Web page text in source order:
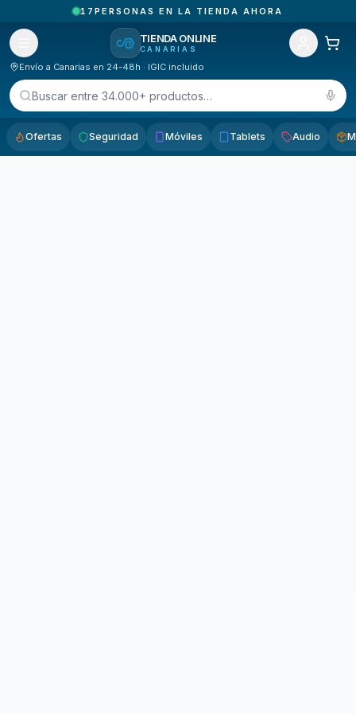
17PERSONAS EN LA TIENDA AHORA
TIENDA ONLINE
CANARIAS
Envío a Canarias en 24-48h · IGIC incluido
Buscar entre 34.000+ productos…
Ofertas Seguridad Móviles Tablets Audio